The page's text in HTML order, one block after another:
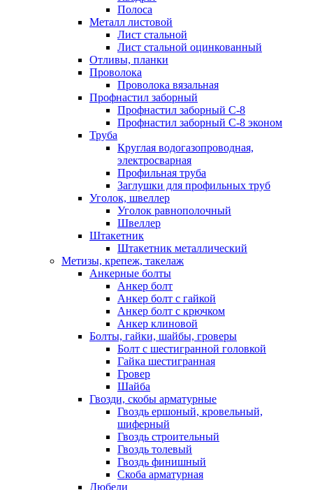
Полоса
Металл листовой
Лист стальной
Лист стальной оцинкованный
Отливы, планки
Проволока
Проволока вязальная
Профнастил заборный
Профнастил заборный С-8
Профнастил заборный С-8 эконом
Труба
Круглая водогазопроводная,
электросварная
Профильная труба
Заглушки для профильных труб
Уголок, швеллер
Уголок равнополочный
Швеллер
Штакетник
Штакетник металлический
Метизы, крепеж, такелаж
Анкерные болты
Анкер болт
Анкер болт с гайкой
Анкер болт с крючком
Анкер клиновой
Болты, гайки, шайбы, гроверы
Болт c шестигранной головкой
Гайка шестигранная
Гровер
Шайба
Гвозди, скобы арматурные
Гвоздь ершоный, кровельный,
шиферный
Гвоздь строительный
Гвоздь толевый
Гвоздь финишный
Скоба арматурная
Дюбели